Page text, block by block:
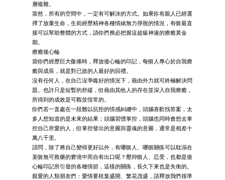
層複雜。
當然，所有的空間中，一定有可解決的方式。如果你有親人已經選
擇了放棄生命，生前經歷精神各種情緒無力掙脫的情況，有個最直
接可以幫助整體的方式，請你們務必把握這超級神速的療癒黃金
期。
療癒後心輪
當你們經歷巨大傷痛時，釋放後心輪的印記，每個人專心於自我療
癒與成長，就是對已故的人最好的回禮。
沒有任何人，在自己沒準備好的情況下，藉由外力就可終極解決問
題。也許只是短暫的舒緩，但藉由其他人的存在並深入自我療癒，
所得到的成效是可觀並恆常的。
你們若一直處在一段難以抗拒的情感糾纏中，頭腦喜歡找答案，太
多人想知道的是未來的結果；頭腦習慣掌控，頭腦也同時會想去掌
控自己所愛的人，但掌控發出的意圖與靈魂的意圖，通常是相差十
萬八千里。
請問，除了將自己變得更好以外，有哪個人、哪個關係可以耽溺在
某個無可救藥的窘境中而自有出口呢？壓抑個人、忍受，也都是後
心輪印記所引發的各種情節，這樣的關係，長久下來也是失衡的。
親愛的人類朋友們：愛情要枝葉盛開、繁花茂盛，請釋放我們很準